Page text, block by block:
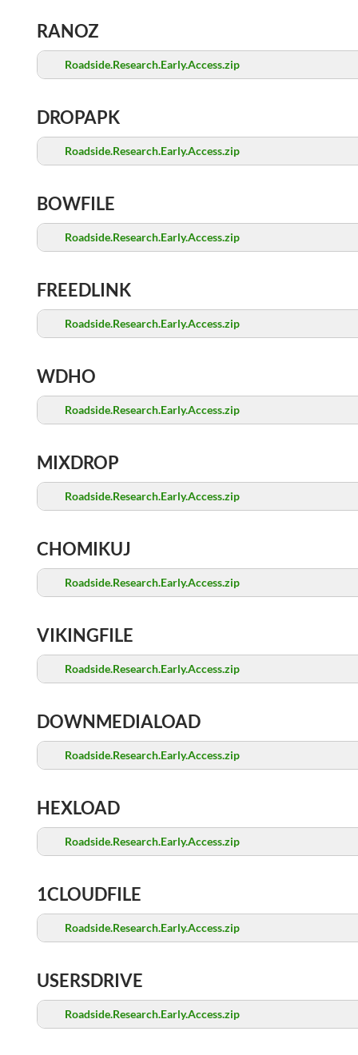
RANOZ
Roadside.Research.Early.Access.zip
DROPAPK
Roadside.Research.Early.Access.zip
BOWFILE
Roadside.Research.Early.Access.zip
FREEDLINK
Roadside.Research.Early.Access.zip
WDHO
Roadside.Research.Early.Access.zip
MIXDROP
Roadside.Research.Early.Access.zip
CHOMIKUJ
Roadside.Research.Early.Access.zip
VIKINGFILE
Roadside.Research.Early.Access.zip
DOWNMEDIALOAD
Roadside.Research.Early.Access.zip
HEXLOAD
Roadside.Research.Early.Access.zip
1CLOUDFILE
Roadside.Research.Early.Access.zip
USERSDRIVE
Roadside.Research.Early.Access.zip